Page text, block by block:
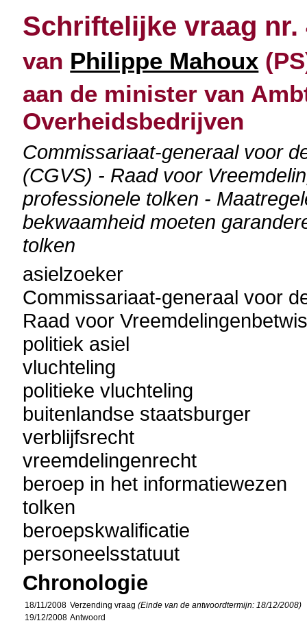
Schriftelijke vraag nr.
van Philippe Mahoux
aan de minister van
Overheidsbedrijven
Commissariaat-generaal voor
(CGVS) - Raad voor
professionele tolken -
bekwaamheid moeten
tolken
asielzoeker
Commissariaat-generaal voor
Raad voor
politiek asiel
vluchteling
politieke vluchteling
buitenlandse staatsburger
verblijfsrecht
vreemdelingenrecht
beroep in het informatiewezen
tolken
beroepskwalificatie
personeelsstatuut
Chronologie
18/11/2008 Verzending vraag(Einde van de antwoordtermijn: 18/12/2008)
19/12/2008 Antwoord